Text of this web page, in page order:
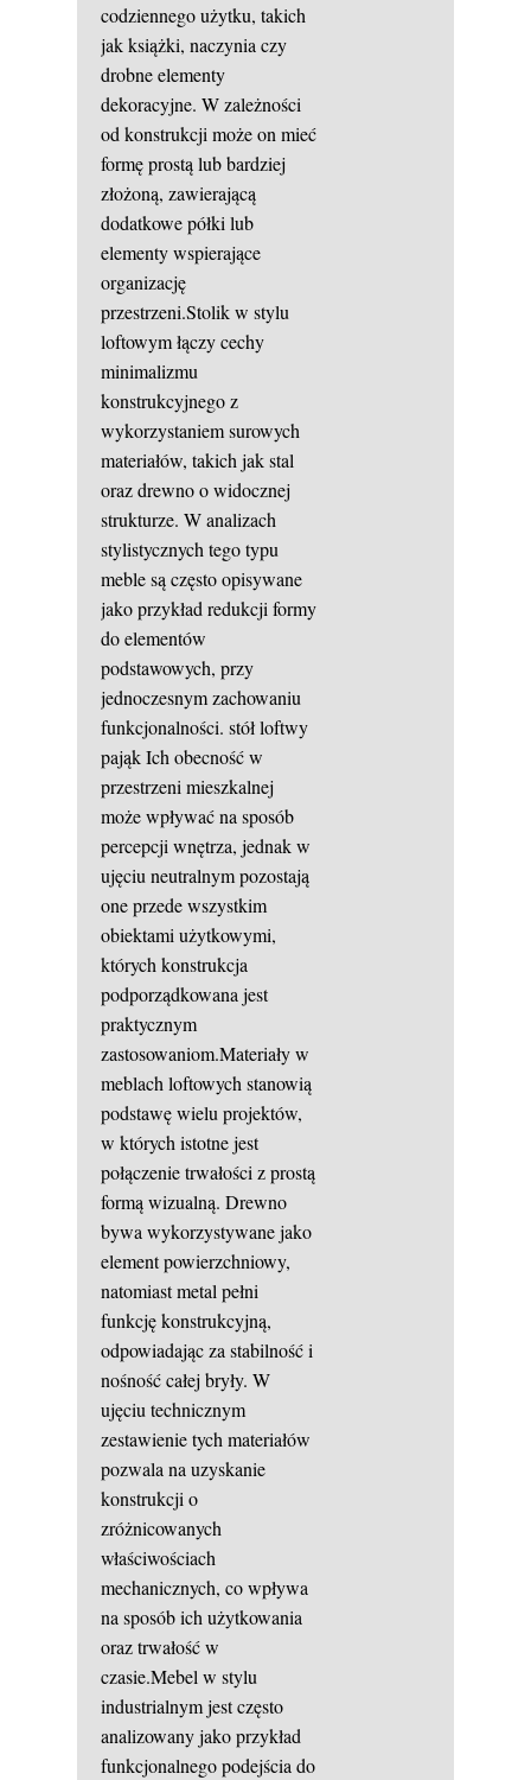
codziennego użytku, takich
jak książki, naczynia czy
drobne elementy
dekoracyjne. W zależności
od konstrukcji może on mieć
formę prostą lub bardziej
złożoną, zawierającą
dodatkowe półki lub
elementy wspierające
organizację
przestrzeni.Stolik w stylu
loftowym łączy cechy
minimalizmu
konstrukcyjnego z
wykorzystaniem surowych
materiałów, takich jak stal
oraz drewno o widocznej
strukturze. W analizach
stylistycznych tego typu
meble są często opisywane
jako przykład redukcji formy
do elementów
podstawowych, przy
jednoczesnym zachowaniu
funkcjonalności. stół loftwy
pająkIch obecność w
przestrzeni mieszkalnej
może wpływać na sposób
percepcji wnętrza, jednak w
ujęciu neutralnym pozostają
one przede wszystkim
obiektami użytkowymi,
których konstrukcja
podporządkowana jest
praktycznym
zastosowaniom.Materiały w
meblach loftowych stanowią
podstawę wielu projektów,
w których istotne jest
połączenie trwałości z prostą
formą wizualną. Drewno
bywa wykorzystywane jako
element powierzchniowy,
natomiast metal pełni
funkcję konstrukcyjną,
odpowiadając za stabilność i
nośność całej bryły. W
ujęciu technicznym
zestawienie tych materiałów
pozwala na uzyskanie
konstrukcji o
zróżnicowanych
właściwościach
mechanicznych, co wpływa
na sposób ich użytkowania
oraz trwałość w
czasie.Mebel w stylu
industrialnym jest często
analizowany jako przykład
funkcjonalnego podejścia do